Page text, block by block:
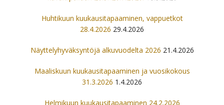
Huhtikuun kuukausitapaaminen, vappuetkot
28.4.2026 29.4.2026
Näyttelyhyväksyntöjä alkuvuodelta 2026 21.4.2026
Maaliskuun kuukausitapaaminen ja vuosikokous
31.3.2026 1.4.2026
Helmikuun kuukausitapaaminen 24.2.2026